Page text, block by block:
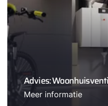
Advies:
Meer informatie